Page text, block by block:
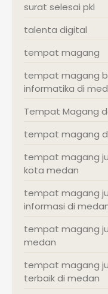
surat selesai pkl
talenta digital
tempat magang
tempat magang
informatika di
Tempat Magang
tempat magang
tempat magang
kota medan
tempat magang
informasi di
tempat magang
medan
tempat magang
terbaik di medan